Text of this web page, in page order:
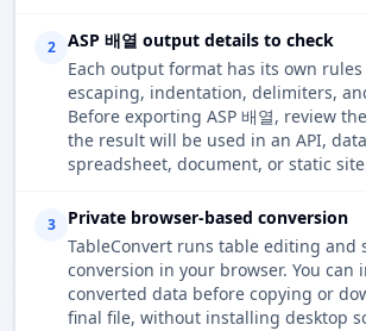
2
ASP 배열 output details to check
Each output format has its own
escaping, indentation, delimiters,
Before exporting ASP 배열, review
the result will be used in an API,
spreadsheet, document, or static
3
Private browser-based conversion
TableConvert runs table editing and
conversion in your browser. You can
converted data before copying or
final file, without installing desktop